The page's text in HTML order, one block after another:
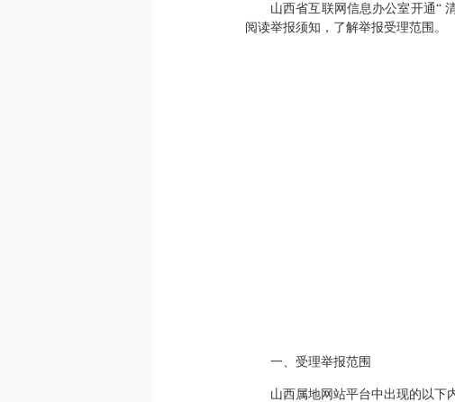
山西省互联网信息办公室开通“
阅读举报须知，了解举报受理范围。
一、受理举报范围
山西属地网站平台中出现的以下